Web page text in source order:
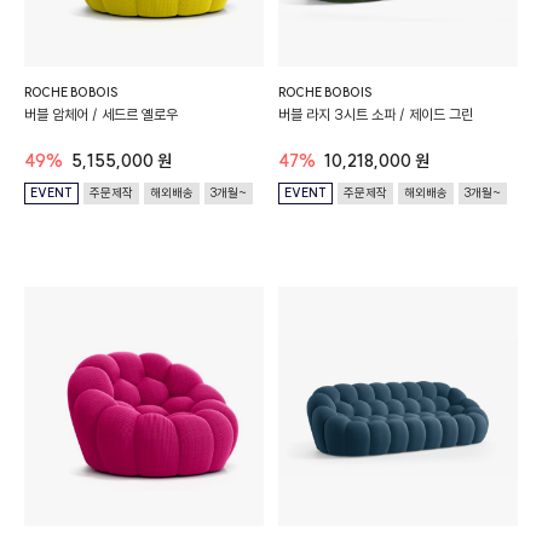
ROCHE BOBOIS
버블 암체어 / 세드르 옐로우
49% 5,155,000 원
EVENT 주문제작 해외배송 3개월~
ROCHE BOBOIS
버블 라지 3시트 소파 / 제이드 그린
47% 10,218,000 원
EVENT 주문제작 해외배송 3개월~